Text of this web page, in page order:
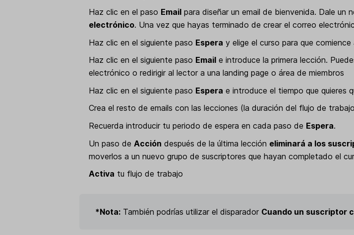
Haz clic en el paso Email para diseñar un email de bienvenida. Dale un
electrónico. Una vez que hayas terminado de crear el correo
Haz clic en el siguiente paso Espera y elige el curso para que
Haz clic en el siguiente paso Email e introduce la primera lección.
electrónico o redirigir al lector a una landing page o área de miembros
Haz clic en el siguiente paso Espera e introduce el tiempo que quieres
Crea el resto de emails con las lecciones (la duración del flujo de
Recuerda introducir tu periodo de espera en cada paso de Espera.
Un paso deAcción después de la última lección eliminará a los
moverlos a un nuevo grupo de suscriptores que hayan completado el
Activa tu flujo de trabajo
*Nota: También podrías utilizar el disparador Cuando un suscriptor